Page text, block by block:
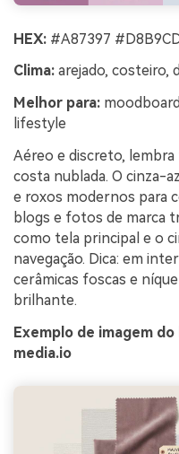
HEX: #A87397
Clima: arejado, costeiro,
Melhor para:
lifestyle
Aéreo e discreto,
costa nublada. O cinza-
e roxos modernos para
blogs e fotos de marca
como tela principal e o
navegação. Dica: em
cerâmicas foscas e
brilhante.
Exemplo de imagem
media.io